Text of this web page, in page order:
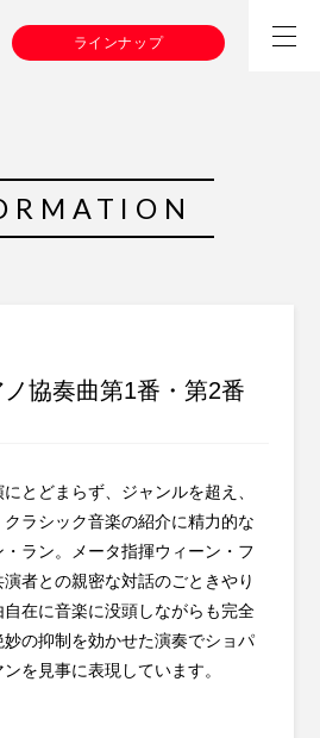
ラインナップ
協奏曲第1番・第2番
とどまらず、ジャンルを超え、
ラシック音楽の紹介に精力的な
ラン。メータ指揮ウィーン・フ
者との親密な対話のごときやり
在に音楽に没頭しながらも完全
の抑制を効かせた演奏でショパ
を見事に表現しています。